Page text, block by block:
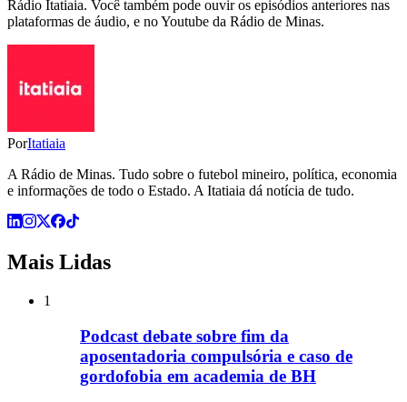
Rádio Itatiaia. Você também pode ouvir os episódios anteriores nas
plataformas de áudio, e no Youtube da Rádio de Minas.
PorItatiaia
A Rádio de Minas. Tudo sobre o futebol mineiro, política, economia
e informações de todo o Estado. A Itatiaia dá notícia de tudo.
Mais Lidas
1
Podcast debate sobre fim da
aposentadoria compulsória e caso de
gordofobia em academia de BH